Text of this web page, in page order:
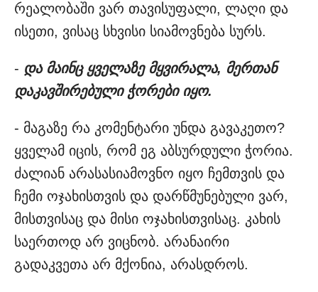
რეალობაში ვარ თავისუფალი, ლაღი და
ისეთი, ვისაც სხვისი სიამოვნება სურს.
- და მაინც ყველაზე მყვირალა, მერთან
დაკავშირებული ჭორები იყო.
- მაგაზე რა კომენტარი უნდა გავაკეთო?
ყველამ იცის, რომ ეგ აბსურდული ჭორია.
ძალიან არასასიამოვნო იყო ჩემთვის და
ჩემი ოჯახისთვის და დარწმუნებული ვარ,
მისთვისაც და მისი ოჯახისთვისაც. კახის
საერთოდ არ ვიცნობ. არანაირი
გადაკვეთა არ მქონია, არასდროს.